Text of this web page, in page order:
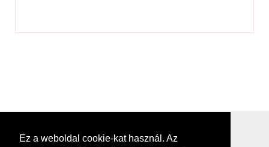
Ez a weboldal cookie-kat használ. Az